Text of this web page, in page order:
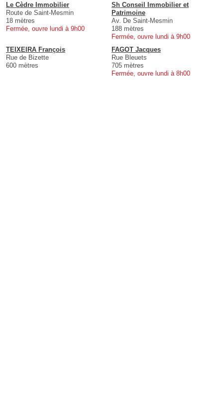
Le Cèdre Immobilier
Route de Saint-Mesmin
18 mètres
Fermée, ouvre lundi à 9h00
Sh Conseil Immobilier et
Patrimoine
Av. De Saint-Mesmin
188 mètres
Fermée, ouvre lundi à 9h00
TEIXEIRA François
Rue de Bizette
600 mètres
FAGOT Jacques
Rue Bleuets
705 mètres
Fermée, ouvre lundi à 8h00